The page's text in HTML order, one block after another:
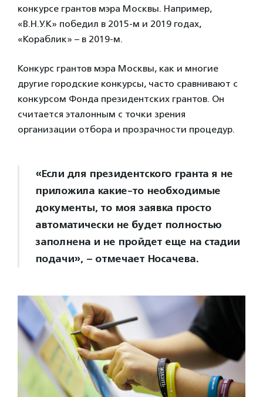
конкурсе грантов мэра Москвы. Например,
«В.Н.У.К» победил в 2015-м и 2019 годах,
«Кораблик» – в 2019-м.
Конкурс грантов мэра Москвы, как и многие
другие городские конкурсы, часто сравнивают с
конкурсом Фонда президентских грантов. Он
считается эталонным с точки зрения
организации отбора и прозрачности процедур.
«Если для президентского гранта я не
приложила какие-то необходимые
документы, то моя заявка просто
автоматически не будет полностью
заполнена и не пройдет еще на стадии
подачи», – отмечает Носачева.